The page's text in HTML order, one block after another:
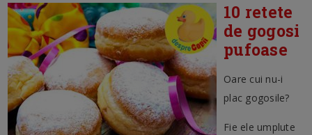
10 retete
de gogosi
pufoase
Oare cui nu-i
plac gogosile?
Fie ele umplute